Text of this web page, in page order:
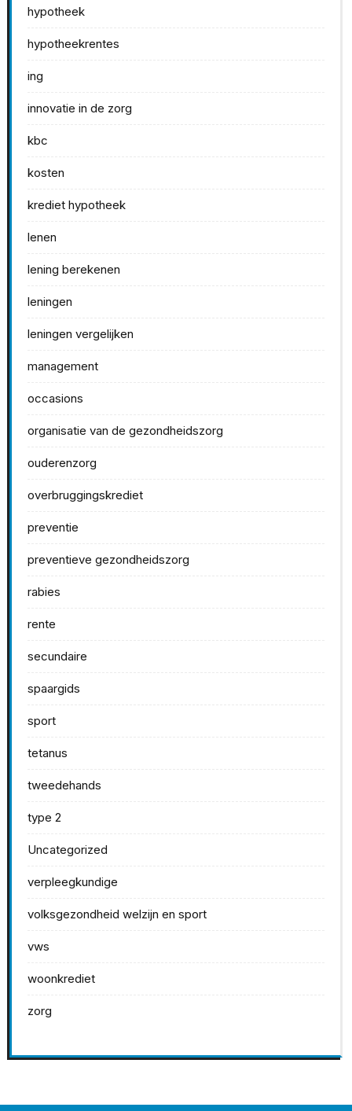
hypotheek
hypotheekrentes
ing
innovatie in de zorg
kbc
kosten
krediet hypotheek
lenen
lening berekenen
leningen
leningen vergelijken
management
occasions
organisatie van de gezondheidszorg
ouderenzorg
overbruggingskrediet
preventie
preventieve gezondheidszorg
rabies
rente
secundaire
spaargids
sport
tetanus
tweedehands
type 2
Uncategorized
verpleegkundige
volksgezondheid welzijn en sport
vws
woonkrediet
zorg